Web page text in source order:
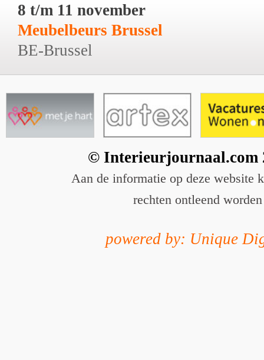
8 t/m 11 november
Meubelbeurs Brussel
BE-Brussel
© Interieurjournaal.com
Aan de informatie op deze website
rechten ontleend worden
powered by: Unique